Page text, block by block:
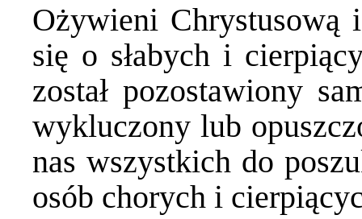
Ożywieni Chrystusową
się o słabych i
został pozostawiony
wykluczony lub
nas wszystkich do
osób chorych i